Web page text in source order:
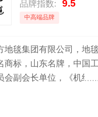
品牌指数: 9.5
中高端品牌
地毯集团有限公司，地
商标，山东名牌，中国
会副会长单位，《机织